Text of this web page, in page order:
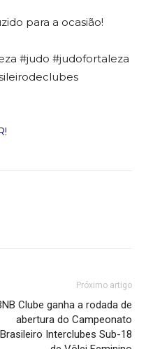
para a ocasião!
#judo #judofortaleza
Próximo artigo
Clube ganha a rodada de
abertura do Campeonato
Brasileiro Interclubes Sub-18